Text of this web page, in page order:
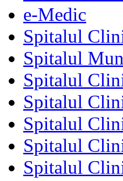
e-Medic
Spitalul
Spitalul
Spitalul
Spitalul
Spitalul
Spitalul
Spitalul